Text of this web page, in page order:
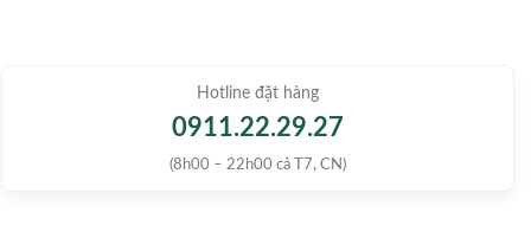
Hotline đặt hàng
0911.22.29.27
(8h00 – 22h00 cả T7, CN)